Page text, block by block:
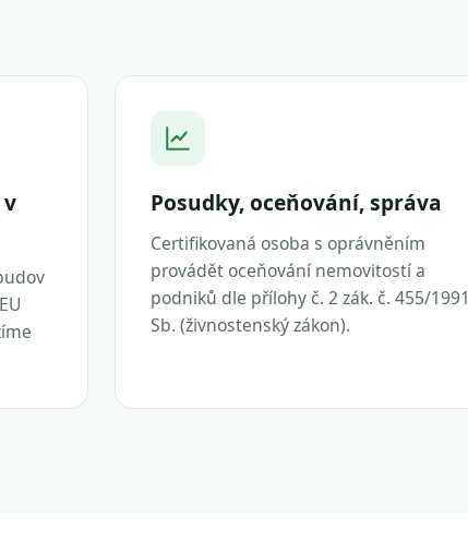
Posudky, oceňování, správa
Certifikovaná osoba s oprávněním
provádět oceňování nemovitostí a
podniků dle přílohy č. 2 zák. č. 455/1991
Sb. (živnostenský zákon).